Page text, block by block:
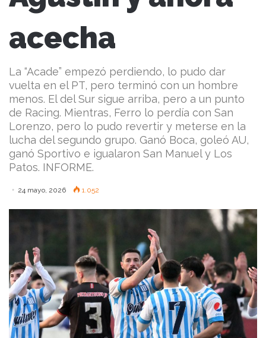
acecha
La “Acade” empezó perdiendo, lo pudo dar
vuelta en el PT, pero terminó con un hombre
menos. El del Sur sigue arriba, pero a un punto
de Racing. Mientras, Ferro lo perdía con San
Lorenzo, pero lo pudo revertir y meterse en la
lucha del segundo grupo. Ganó Boca, goleó AU,
ganó Sportivo e igualaron San Manuel y Los
Patos. INFORME.
24 mayo, 2026 1.052